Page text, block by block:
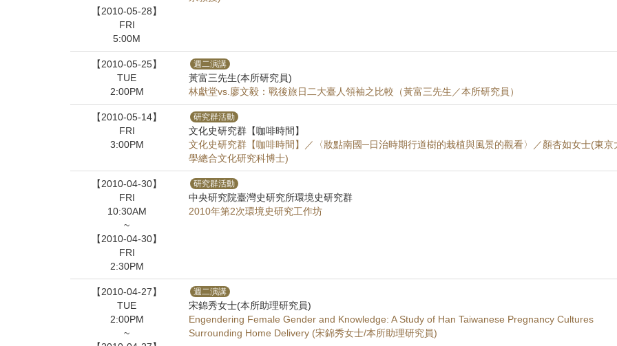
【2010-05-28】
FRI
5:00M
【2010-05-25】
TUE
2:00PM
週二演講
黃富三先生(本所研究員)
林獻堂vs.廖文毅：戰後旅日二大臺人領袖之比較（黃富三先生／本所研究員）
【2010-05-14】
FRI
3:00PM
研究群活動
文化史研究群【咖啡時間】
文化史研究群【咖啡時間】／〈妝點南國─日治時期行道樹的栽植與風景的觀看〉／顏杏如女士(東京
學總合文化研究科博士)
【2010-04-30】
FRI
10:30AM
~
【2010-04-30】
FRI
2:30PM
研究群活動
中央研究院臺灣史研究所環境史研究群
2010年第2次環境史研究工作坊
【2010-04-27】
TUE
2:00PM
~
週二演講
宋錦秀女士(本所助理研究員)
Engendering Female Gender and Knowledge: A Study of Han Taiwanese Pregnancy Cultures
Surrounding Home Delivery (宋錦秀女士/本所助理研究員)